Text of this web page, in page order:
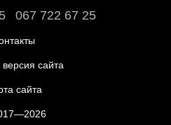
067 722 67 25
сайта
сайта